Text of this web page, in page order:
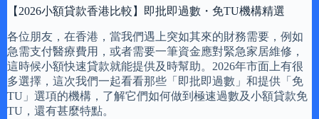
【2026小額貸款香港比較】即批即過數・免TU機構精選
各位朋友，在香港，當我們遇上突如其來的財務需要，例如
急需支付醫療費用，或者需要一筆資金應對緊急家居維修，
這時候小額快速貸款就能提供及時幫助。2026年市面上有很
多選擇，這次我們一起看看那些「即批即過數」和提供「免
TU」選項的機構，了解它們如何做到極速過數及小額貸款免
TU，還有甚麼特點。